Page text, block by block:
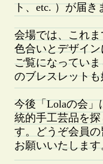
ト、etc. ）が届き
会場では、これ
色合いとデザイ
ご覧になってい
のブレスレット
今後「Lolaの会
統的手工芸品を
す。どうぞ会員
お願いいたします